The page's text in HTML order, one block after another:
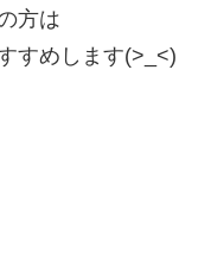
方は
すめします(>_<)